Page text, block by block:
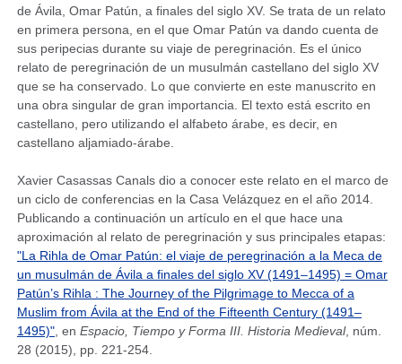
de Ávila, Omar Patún, a finales del siglo XV. Se trata de un relato
en primera persona, en el que Omar Patún va dando cuenta de
sus peripecias durante su viaje de peregrinación. Es el único
relato de peregrinación de un musulmán castellano del siglo XV
que se ha conservado. Lo que convierte en este manuscrito en
una obra singular de gran importancia. El texto está escrito en
castellano, pero utilizando el alfabeto árabe, es decir, en
castellano aljamiado-árabe.
Xavier Casassas Canals dio a conocer este relato en el marco de
un ciclo de conferencias en la Casa Velázquez en el año 2014.
Publicando a continuación un artículo en el que hace una
aproximación al relato de peregrinación y sus principales etapas:
"La Rihla de Omar Patún: el viaje de peregrinación a la Meca de
un musulmán de Ávila a finales del siglo XV (1491–1495) = Omar
Patún’s Rihla : The Journey of the Pilgrimage to Mecca of a
Muslim from Ávila at the End of the Fifteenth Century (1491–
1495)" , en Espacio, Tiempo y Forma III. Historia Medieval, núm.
28 (2015), pp. 221-254.